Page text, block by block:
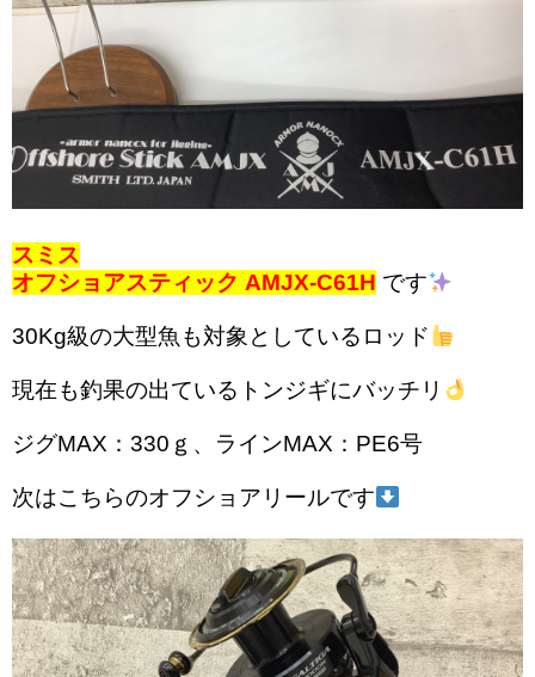
スミス
オフショアスティック AMJX-C61H です
30Kg級の大型魚も対象としているロッド
現在も釣果の出ているトンジギにバッチリ
ジグMAX：330ｇ、ラインMAX：PE6号
次はこちらのオフショアリールです